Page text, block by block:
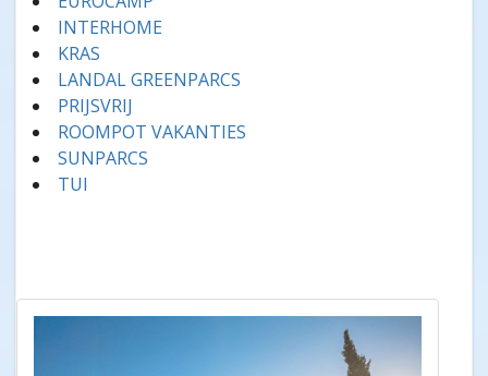
INTERHOME
KRAS
LANDAL GREENPARCS
PRIJSVRIJ
ROOMPOT VAKANTIES
SUNPARCS
TUI